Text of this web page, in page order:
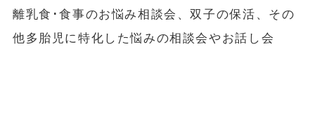
離乳食･食事のお悩み相談会、双子の保活、その
他多胎児に特化した悩みの相談会やお話し会